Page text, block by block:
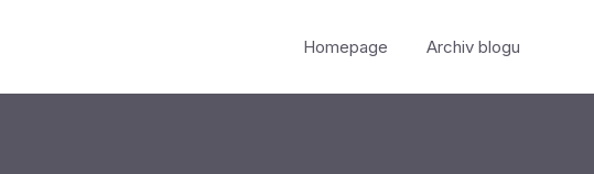
Homepage Archiv blogu